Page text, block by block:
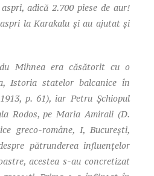
adică 2.700 piese de aur!
la Karakalu şi au ajutat şi
Mihnea era căsătorit cu o
Istoria statelor balcanice în
p. 61), iar Petru Şchiopul
Rodos, pe Maria Amirali (D.
greco-române, I, Bucureşti,
pătrunderea influenţelor
acestea s-au concretizat